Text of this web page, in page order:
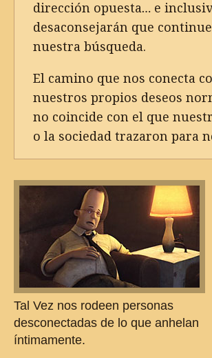
dirección opuesta… e
desaconsejarán que
nuestra búsqueda.
El camino que nos conecta
nuestros propios deseos
no coincide con el que
o la sociedad trazaron para
Tal Vez nos rodeen personas
desconectadas de lo que anhelan
íntimamente.